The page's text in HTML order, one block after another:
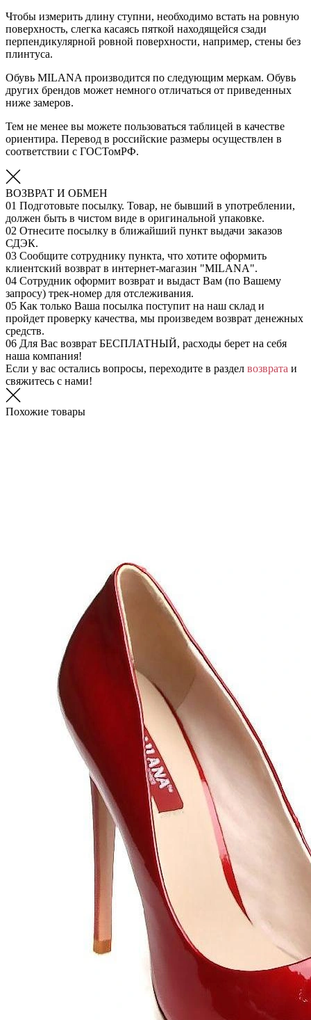
Чтобы измерить длину ступни, необходимо встать на ровную
поверхность, слегка касаясь пяткой находящейся сзади
перпендикулярной ровной поверхности, например, стены без
плинтуса.
Обувь MILANA производится по следующим меркам. Обувь
других брендов может немного отличаться от приведенных
ниже замеров.
Тем не менее вы можете пользоваться таблицей в качестве
ориентира. Перевод в российские размеры осуществлен в
соответствии с ГОСТомРФ.
ВОЗВРАТ И ОБМЕН
01 Подготовьте посылку. Товар, не бывший в употреблении,
должен быть в чистом виде в оригинальной упаковке.
02 Отнесите посылку в ближайший пункт выдачи заказов
СДЭК.
03 Сообщите сотруднику пункта, что хотите оформить
клиентский возврат в интернет-магазин "MILANA".
04 Сотрудник оформит возврат и выдаст Вам (по Вашему
запросу) трек-номер для отслеживания.
05 Как только Ваша посылка поступит на наш склад и
пройдет проверку качества, мы произведем возврат денежных
средств.
06 Для Вас возврат БЕСПЛАТНЫЙ, расходы берет на себя
наша компания!
Если у вас остались вопросы, переходите в раздел возврата и
свяжитесь с нами!
Похожие товары